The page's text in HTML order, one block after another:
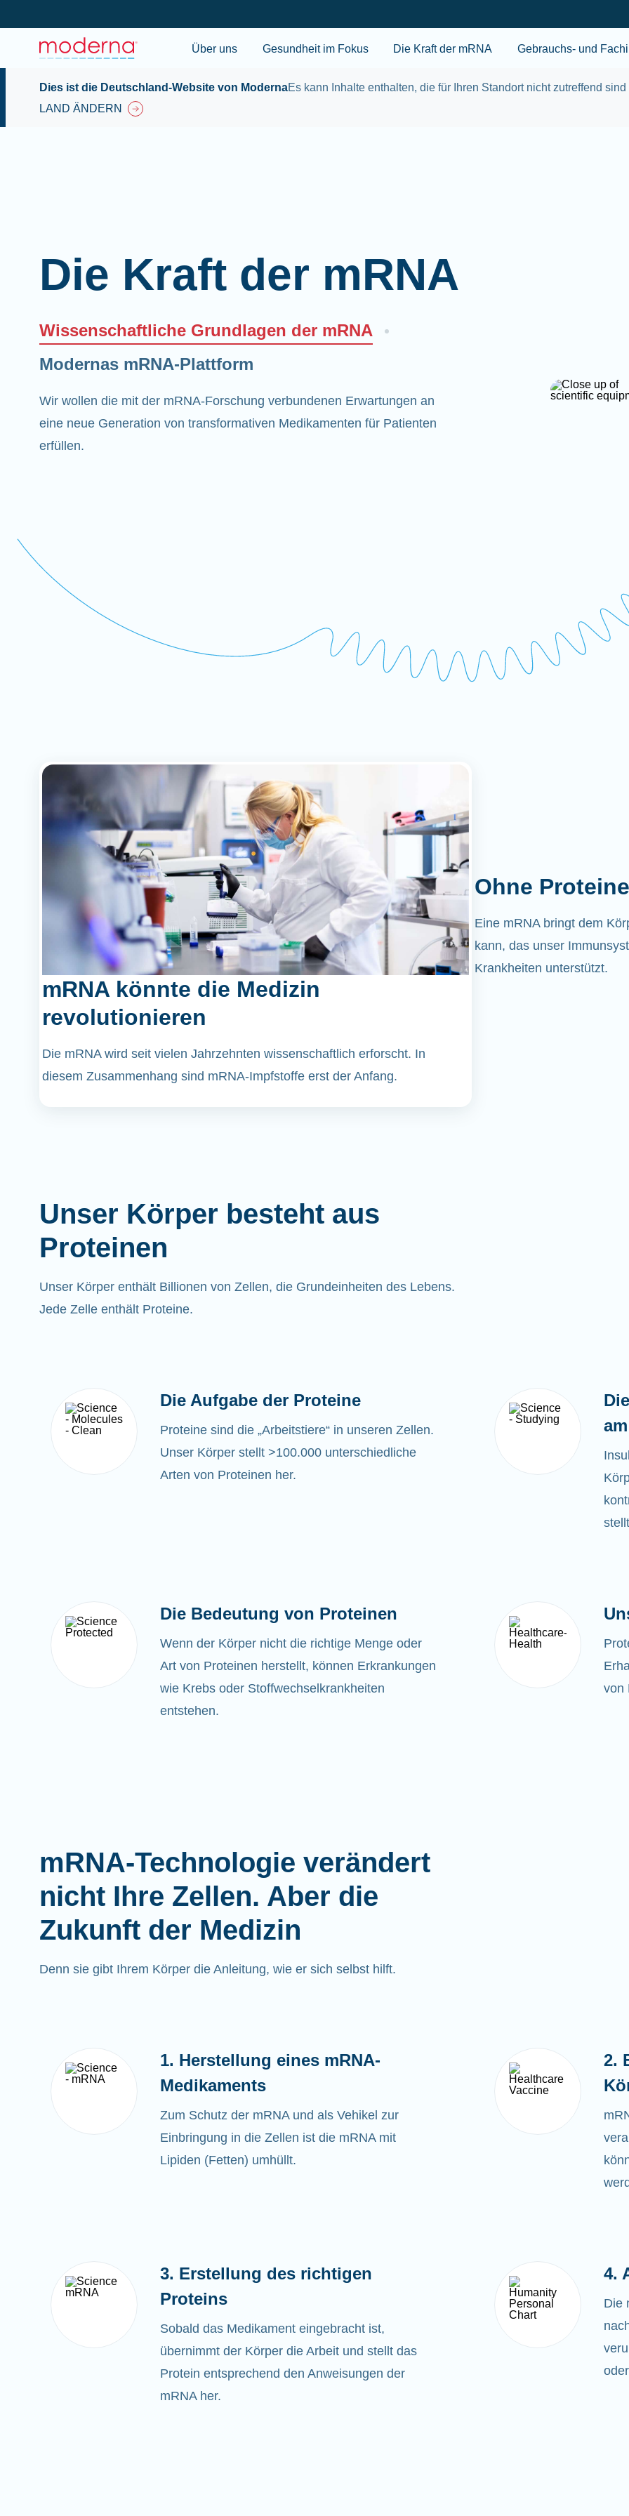
Über uns Gesundheit im Fokus Die Kraft der mRNA Gebrauchs- und
Dies ist die Deutschland-Website von ModernaEs kann Inhalte enthalten, die für Ihren Standort nicht zutreffend sind
LAND ÄNDERN
Die Kraft der mRNA
Wissenschaftliche Grundlagen der mRNA
Modernas mRNA-Plattform
Wir wollen die mit der mRNA-Forschung verbundenen Erwartungen an
eine neue Generation von transformativen Medikamenten für Patienten
erfüllen.
mRNA könnte die Medizin
revolutionieren
Die mRNA wird seit vielen Jahrzehnten wissenschaftlich erforscht. In
diesem Zusammenhang sind mRNA-Impfstoffe erst der Anfang.
Ohne
Eine mRNA bringt dem
kann, das unser
Krankheiten unterstützt.
Unser Körper besteht aus
Proteinen
Unser Körper enthält Billionen von Zellen, die Grundeinheiten des Lebens.
Jede Zelle enthält Proteine.
Die Aufgabe der Proteine
Proteine sind die „Arbeitstiere“ in unseren Zellen.
Unser Körper stellt >100.000 unterschiedliche
Arten von Proteinen her.
Die Bedeutung von Proteinen
Wenn der Körper nicht die richtige Menge oder
Art von Proteinen herstellt, können Erkrankungen
wie Krebs oder Stoffwechselkrankheiten
entstehen.
von
mRNA-Technologie verändert
nicht Ihre Zellen. Aber die
Zukunft der Medizin
Denn sie gibt Ihrem Körper die Anleitung, wie er sich selbst hilft.
1. Herstellung eines mRNA-
Medikaments
Zum Schutz der mRNA und als Vehikel zur
Einbringung in die Zellen ist die mRNA mit
Lipiden (Fetten) umhüllt.
2.
3. Erstellung des richtigen
Proteins
Sobald dasMedikament eingebracht ist,
übernimmt der Körper die Arbeit und stellt das
Protein entsprechend den Anweisungen der
mRNA her.
4.
Die